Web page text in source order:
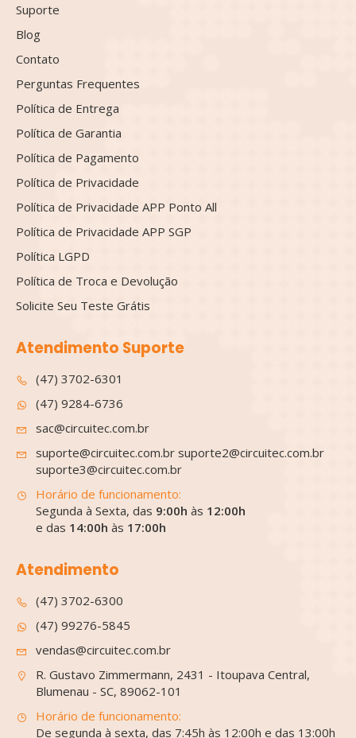
Suporte
Blog
Contato
Perguntas Frequentes
Política de Entrega
Política de Garantia
Política de Pagamento
Política de Privacidade
Política de Privacidade APP Ponto All
Política de Privacidade APP SGP
Política LGPD
Política de Troca e Devolução
Solicite Seu Teste Grátis
Atendimento Suporte
(47) 3702-6301
(47) 9284-6736
sac@circuitec.com.br
suporte@circuitec.com.br suporte2@circuitec.com.br
suporte3@circuitec.com.br
Horário de funcionamento:
Segunda à Sexta, das 9:00h às 12:00h
e das 14:00h às 17:00h
Atendimento
(47) 3702-6300
(47) 99276-5845
vendas@circuitec.com.br
R. Gustavo Zimmermann, 2431 - Itoupava Central,
Blumenau - SC, 89062-101
Horário de funcionamento:
De segunda à sexta, das 7:45h às 12:00h e das 13:00h